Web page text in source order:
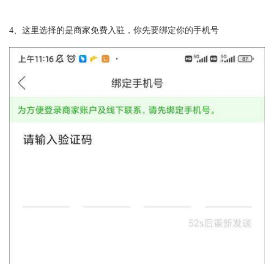
4、这里选择的是商家免费入驻，你先要绑定你的手机号